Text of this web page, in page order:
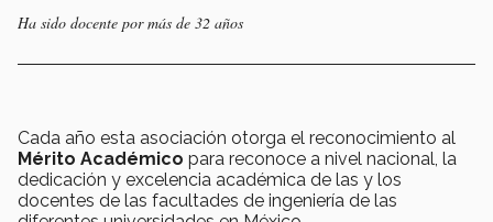
Ha sido docente por más de 32 años
Cada año esta asociación otorga el reconocimiento al
Mérito Académico para reconoce a nivel nacional, la
dedicación y excelencia académica de las y los
docentes de las facultades de ingeniería de las